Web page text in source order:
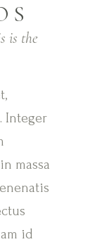
is the
Integer
massa
id